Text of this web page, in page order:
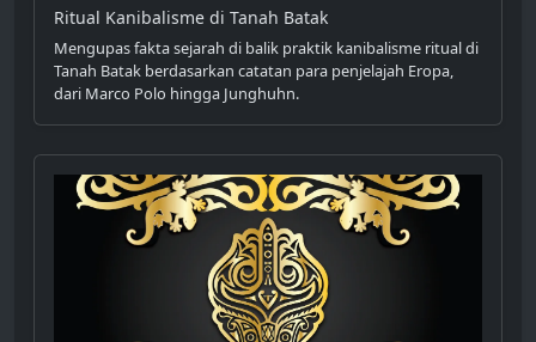
Ritual Kanibalisme di Tanah Batak
Mengupas fakta sejarah di balik praktik kanibalisme ritual di
Tanah Batak berdasarkan catatan para penjelajah Eropa,
dari Marco Polo hingga Junghuhn.